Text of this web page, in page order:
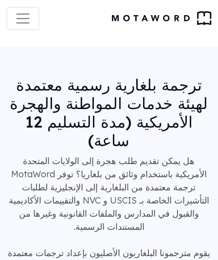
ترجمة بلغارية رسمية معتمدة
لهيئة خدمات المواطنة والهجرة
الأمريكية (مدة التسليم 12
ساعة)
هل يمكن تقديم طلب هجرة إلى الولايات المتحدة
الأمريكية باستخدام وثائق من بلغاريا؟ توفر MotaWord
ترجمة معتمدة من البلغارية إلى الإنجليزية لطلبات
التأشيرات الخاصة بـ USCIS و NVC والتقييمات الأكاديمية
والقبول في المدارس والملفات القانونية وغيرها من
المستندات الرسمية.
يقوم مترجمونا البلغاريون الأصليون بإعداد ترجمات معتمدة